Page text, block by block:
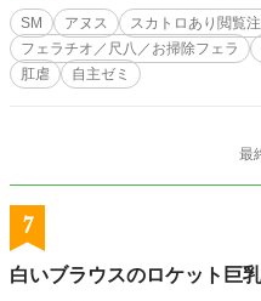
合意モノ晒しちゃってる状態ですの
と……。 （『第 31 回フランス書院文
モノは、案の定やり過ぎちゃった感
で応募したいと思っています。なん
ろなのですが、もしもこれからもネ
能だったとしても、まずは前編まで
もなんだか恥ずかしいです。ヒロイ
分だったのですが、どうも男たちば
し、エロ部分を稀釈してから、……と
田優希」編──。ホラーでもエロでも
ヒロインって、私、大好物なんです
事態もエロにゃぁよくある話ですし
SM アヌス スカトロあり閲覧
フェラチオ／尺八／お掃除フェラ
肛虐
自主ゼミ
最
7
白いブラウスのロケット巨乳